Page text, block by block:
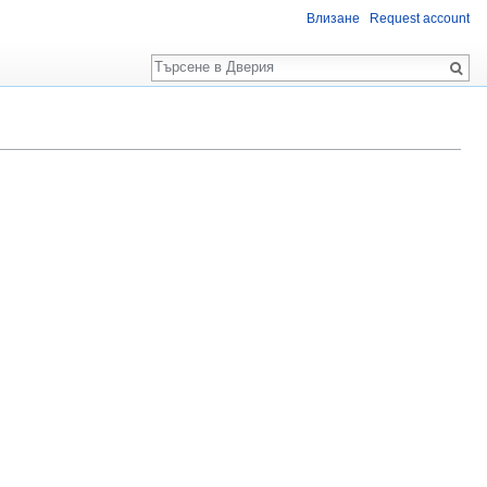
Влизане Request account
Търсене